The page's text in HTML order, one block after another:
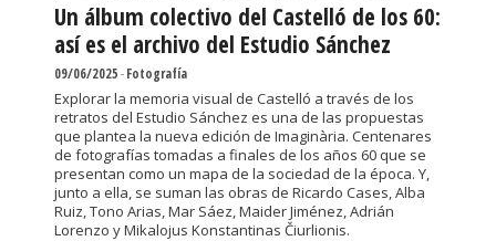
Un álbum colectivo del Castelló de los 60:
así es el archivo del Estudio Sánchez
09/06/2025-Fotografía
Explorar la memoria visual de Castelló a través de los
retratos del Estudio Sánchez es una de las propuestas
que plantea la nueva edición de Imaginària. Centenares
de fotografías tomadas a finales de los años 60 que se
presentan como un mapa de la sociedad de la época. Y,
junto a ella, se suman las obras de Ricardo Cases, Alba
Ruiz, Tono Arias, Mar Sáez, Maider Jiménez, Adrián
Lorenzo y Mikalojus Konstantinas Čiurlionis.